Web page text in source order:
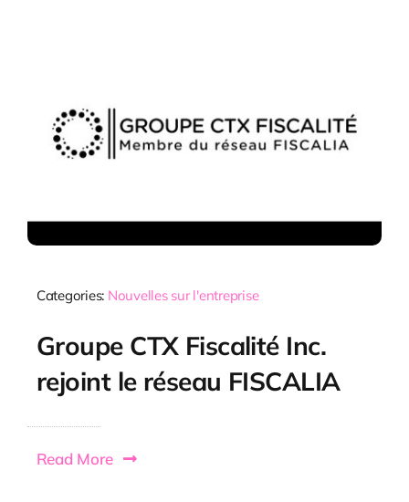
Categories: Nouvelles sur l'entreprise
Groupe CTX Fiscalité Inc.
rejoint le réseau FISCALIA
Read More